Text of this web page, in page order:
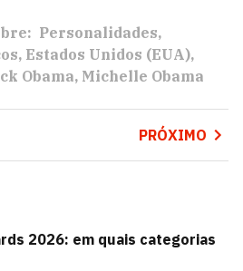
Personalidades
Estados Unidos (EUA)
Obama Michelle Obama
PRÓXIMO
2026: em quais categorias